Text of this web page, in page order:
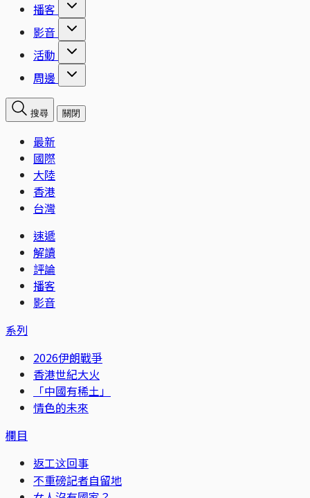
播客
影音
活動
周邊
搜尋 關閉
最新
國際
大陸
香港
台灣
速遞
解讀
評論
播客
影音
系列
2026伊朗戰爭
香港世紀大火
「中國有稀土」
情色的未來
欄目
返工这回事
不重磅記者自留地